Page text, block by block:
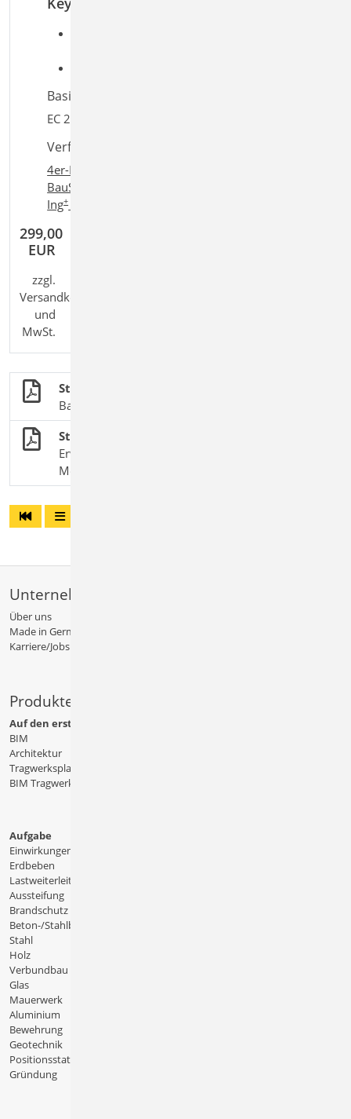
Basiert auf den Normen:
EC 2, DIN EN 1992-1-1:2011-01
Verfügbar in den Paketen:
4er-Paket
BauStatik classic
Ing+classic
299,00
EUR
zzgl.
Versandkosten
und
MwSt.
Stahlbetonbau
BauStatik-Module nach DIN EN 1992-1-1
Stahlbetonplatten nach EC 2
Erweiterter Leistungsumfang des BauStatik-
Moduls S200.de Stahlbetonplatte, einachsig
Unternehmen
Über uns
Made in Germany
Karriere/Jobs
Produkte
Auf den ersten Blick
BIM
Architektur
Tragwerksplanung
BIM Tragwerksplanung
Aufgabe
Einwirkungen
Erdbeben
Lastweiterleitung
Aussteifung
Brandschutz
Beton-/Stahlbeton
Stahl
Holz
Verbundbau
Glas
Mauerwerk
Aluminium
Bewehrung
Geotechnik
Positionsstatik
Gründung